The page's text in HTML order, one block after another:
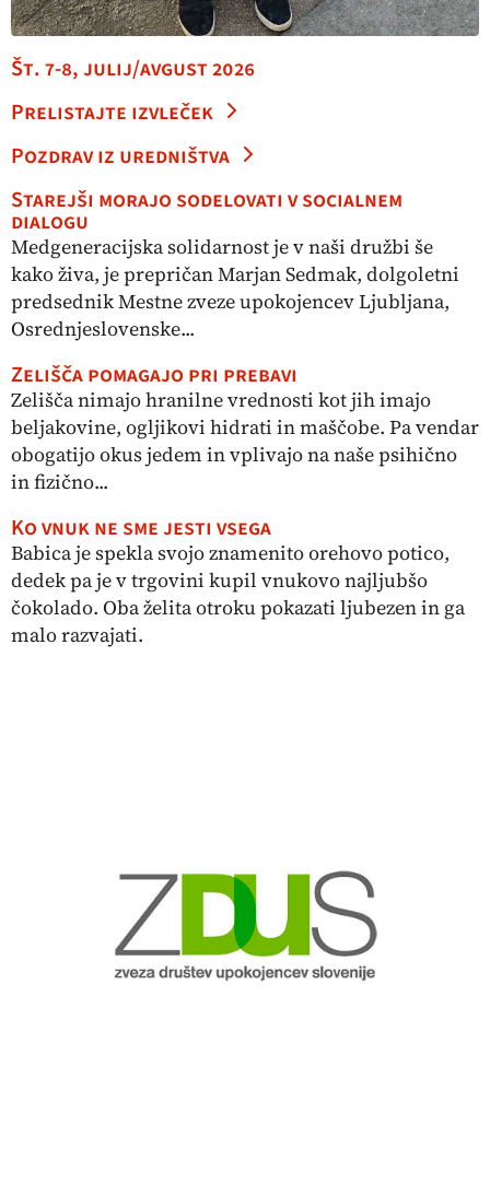
Št. 7-8, julij/avgust 2026
Prelistajte izvleček
Pozdrav iz uredništva
Starejši morajo sodelovati v socialnem
dialogu
Medgeneracijska solidarnost je v naši družbi še
kako živa, je prepričan Marjan Sedmak, dolgoletni
predsednik Mestne zveze upokojencev Ljubljana,
Osrednjeslovenske...
Zelišča pomagajo pri prebavi
Zelišča nimajo hranilne vrednosti kot jih imajo
beljakovine, ogljikovi hidrati in maščobe. Pa vendar
obogatijo okus jedem in vplivajo na naše psihično
in fizično...
Ko vnuk ne sme jesti vsega
Babica je spekla svojo znamenito orehovo potico,
dedek pa je v trgovini kupil vnukovo najljubšo
čokolado. Oba želita otroku pokazati ljubezen in ga
malo razvajati.